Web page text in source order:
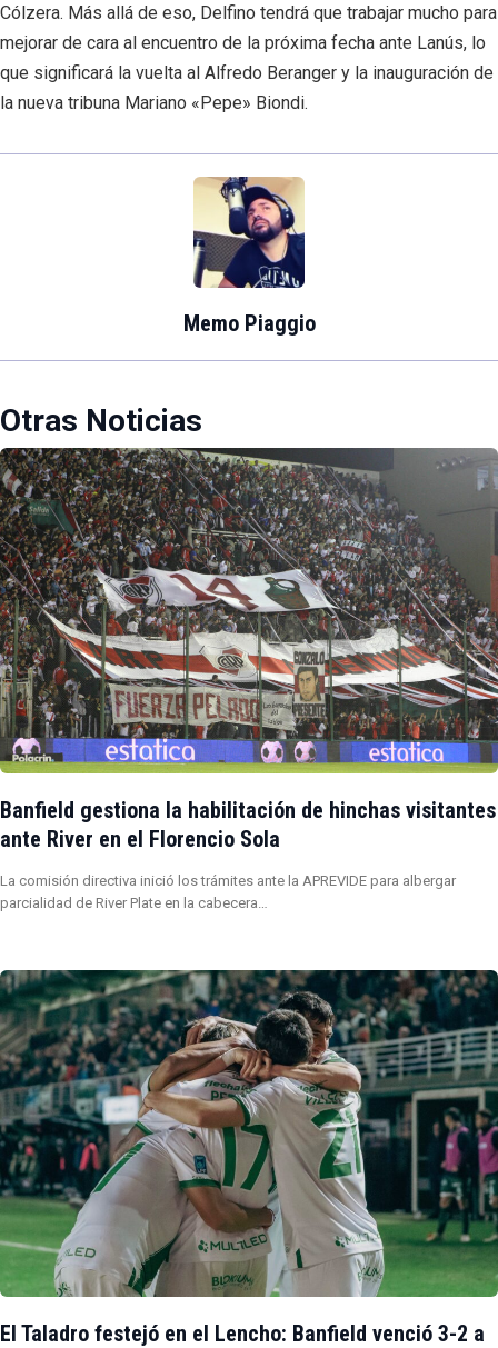
Cólzera. Más allá de eso, Delfino tendrá que trabajar mucho para
mejorar de cara al encuentro de la próxima fecha ante Lanús, lo
que significará la vuelta al Alfredo Beranger y la inauguración de
la nueva tribuna Mariano «Pepe» Biondi.
Memo Piaggio
Otras Noticias
Banfield gestiona la habilitación de hinchas visitantes
ante River en el Florencio Sola
La comisión directiva inició los trámites ante la APREVIDE para albergar
parcialidad de River Plate en la cabecera…
El Taladro festejó en el Lencho: Banfield venció 3-2 a